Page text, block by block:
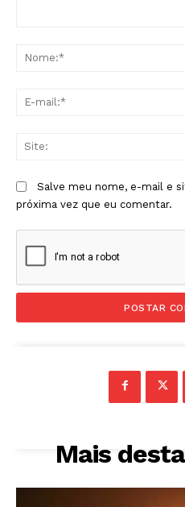
Salve meu nome, e-mail e
próxima vez que eu comentar.
Mais